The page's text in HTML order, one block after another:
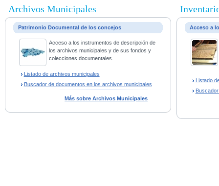
Archivos Municipales
Patrimonio Documental de los concejos
Acceso a los instrumentos de descripción de
los archivos municipales y de sus fondos y
colecciones documentales.
Listado de archivos municipales
Buscador de documentos en los archivos municipales
Más sobre Archivos Municipales
Acceso a
Listado